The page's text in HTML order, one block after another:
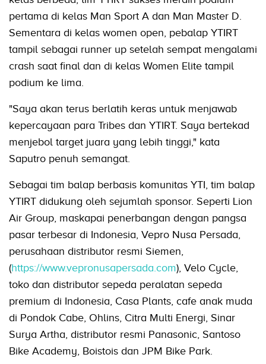
pertama di kelas Man Sport A dan Man Master D.
Sementara di kelas women open, pebalap YTIRT
tampil sebagai runner up setelah sempat mengalami
crash saat final dan di kelas Women Elite tampil
podium ke lima.
"Saya akan terus berlatih keras untuk menjawab
kepercayaan para Tribes dan YTIRT. Saya bertekad
menjebol target juara yang lebih tinggi," kata
Saputro penuh semangat.
Sebagai tim balap berbasis komunitas YTI, tim balap
YTIRT didukung oleh sejumlah sponsor. Seperti Lion
Air Group, maskapai penerbangan dengan pangsa
pasar terbesar di Indonesia, Vepro Nusa Persada,
perusahaan distributor resmi Siemen,
(https://www.vepronusapersada.com), Velo Cycle,
toko dan distributor sepeda peralatan sepeda
premium di Indonesia, Casa Plants, cafe anak muda
di Pondok Cabe, Ohlins, Citra Multi Energi, Sinar
Surya Artha, distributor resmi Panasonic, Santoso
Bike Academy, Boistois dan JPM Bike Park.